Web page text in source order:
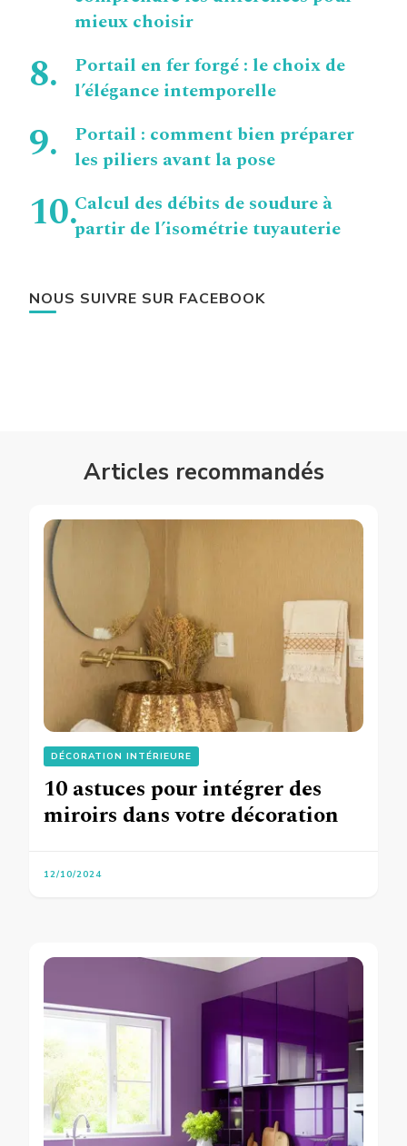
mieux choisir
Portail en fer forgé : le choix de
l’élégance intemporelle
Portail : comment bien préparer
les piliers avant la pose
Calcul des débits de soudure à
partir de l’isométrie tuyauterie
NOUS SUIVRE SUR FACEBOOK
Articles recommandés
DÉCORATION INTÉRIEURE
10 astuces pour intégrer des
miroirs dans votre décoration
12/10/2024